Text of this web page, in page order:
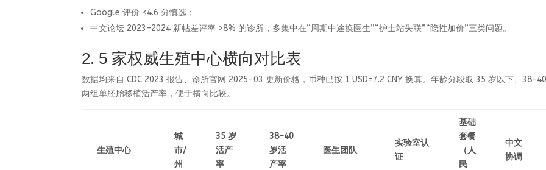
Google 评价 <4.6 分慎选；
中文论坛 2023–2024 新帖差评率 >8% 的诊所，多集中在“周期中途换医生”“护士站失联”“隐性加价”三类问题。
2. 5 家权威生殖中心横向对比表
数据均来自 CDC 2023 报告、诊所官网 2025-03 更新价格，币种已按 1 USD=7.2 CNY 换算。年龄分段取 35 岁以下、
两组单胚胎移植活产率，便于横向比较。
生殖中心
城
市/
州
35 岁
活产
率
38–40
岁活
产率
医生团队
实验室认
证
基础
套餐
（人
民
中文
协调